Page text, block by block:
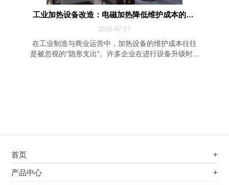
工业加热设备改造：电磁加热降低维护成本的四...
2026-07-17
在工业制造与商业运营中，加热设备的维护成本往往
是被忽视的“隐形支出”。许多企业在进行设备升级时...
首页 +
不锈钢专用电磁加热器
产品中心 +